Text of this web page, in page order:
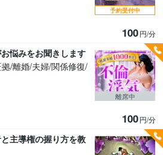
100円/分
予約受付中
悩みをお聞きします
/離婚/夫婦/関係修復/
100円/分
離席中
主導権の握り方を教